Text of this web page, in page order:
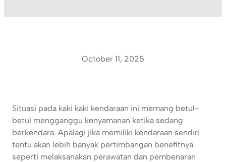
October 11, 2025
Situasi pada kaki kaki kendaraan ini memang betul-
betul mengganggu kenyamanan ketika sedang
berkendara. Apalagi jika memiliki kendaraan sendiri
tentu akan lebih banyak pertimbangan benefitnya
seperti melaksanakan perawatan dan pembenaran